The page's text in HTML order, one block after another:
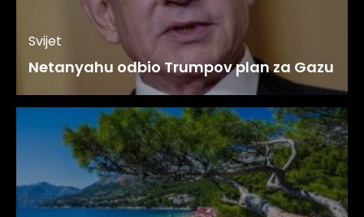
Svijet
Netanyahu odbio Trumpov plan za Gazu